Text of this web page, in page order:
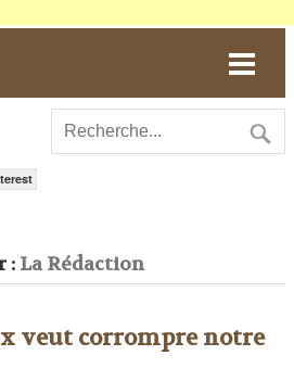
: La Rédaction
veut corrompre notre